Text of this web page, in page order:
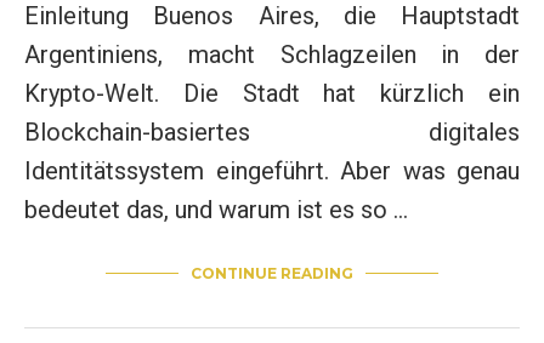
Einleitung Buenos Aires, die Hauptstadt
Argentiniens, macht Schlagzeilen in der
Krypto-Welt. Die Stadt hat kürzlich ein
Blockchain-basiertes digitales
Identitätssystem eingeführt. Aber was genau
bedeutet das, und warum ist es so …
CONTINUE READING